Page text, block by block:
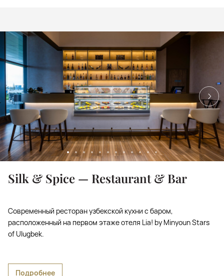
Silk & Spice — Restaurant & Bar
Современный ресторан узбекской кухни с баром,
расположенный на первом этаже отеля Lia! by Minyoun Stars
of Ulugbek.
Подробнее